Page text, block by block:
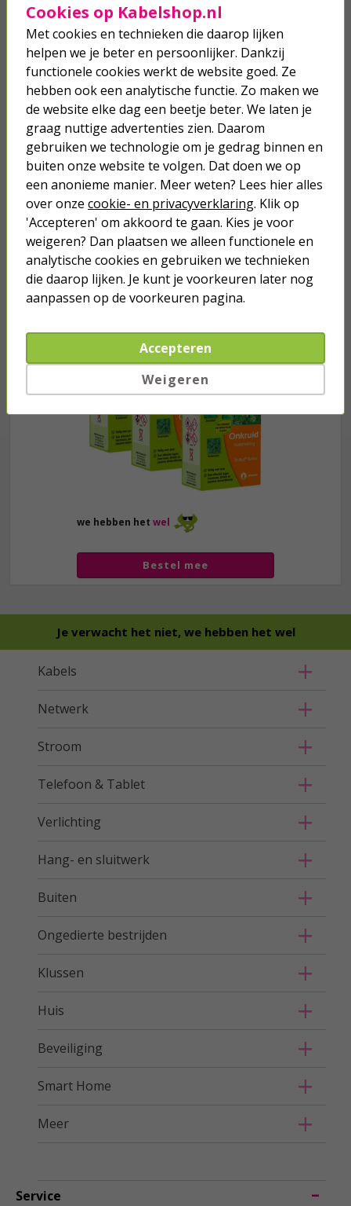
Je verwacht het niet
Turbo onkruidverdelger (Concentraat,
3x 100ml) | Ook voor je gazon!
40,
89
we hebben het wel
Bestel mee
19-inch stekkerdoos | Brennenstuhl
| 2 meter (8-voudig, C14 stekker,
1U, Aluminium)
29,95
C14 naar C13 verlengkabel |
ProCable | 2 meter
4,95
Je verwacht het niet, we hebben het wel
Kabels
Netwerk
Stroom
Telefoon & Tablet
Verlichting
Hang- en sluitwerk
Buiten
Ongedierte bestrijden
Klussen
Huis
Beveiliging
Smart Home
Meer
Service
Cookies op Kabelshop.nl
Met cookies en technieken die daarop lijken
helpen we je beter en persoonlijker. Dankzij
functionele cookies werkt de website goed. Ze
hebben ook een analytische functie. Zo maken we
de website elke dag een beetje beter. We laten je
graag nuttige advertenties zien. Daarom
gebruiken we technologie om je gedrag binnen en
buiten onze website te volgen. Dat doen we op
een anonieme manier. Meer weten? Lees hier alles
over onze cookie- en privacyverklaring. Klik op
'Accepteren' om akkoord te gaan. Kies je voor
weigeren? Dan plaatsen we alleen functionele en
analytische cookies en gebruiken we technieken
die daarop lijken. Je kunt je voorkeuren later nog
aanpassen op de voorkeuren pagina.
Accepteren
Weigeren